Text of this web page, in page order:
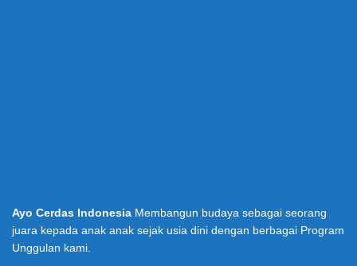
Ayo Cerdas Indonesia Membangun budaya sebagai seorang
juara kepada anak anak sejak usia dini dengan berbagai Program
Unggulan kami.